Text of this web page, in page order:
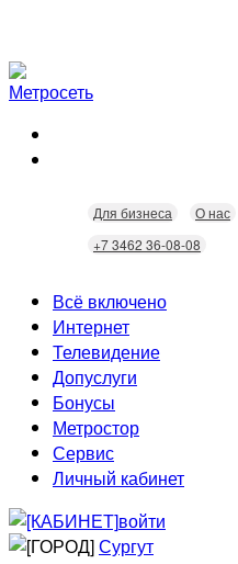
Для бизнеса
О нас
+7 3462 36-08-08
Всё включено
Интернет
Скорость
Безопасность
Wi-Fi
Технологии
Телевидение
Кабельное ТВ
Интерактивное ТВ
Допуслуги
Видеонаблюдение
Городские камеры
Домофония
Бонусы
Статусы
Бонусы
Скидки
Метростор
Сервис
Неисправности
Домовые сети
Личный кабинет
войти
Сургут